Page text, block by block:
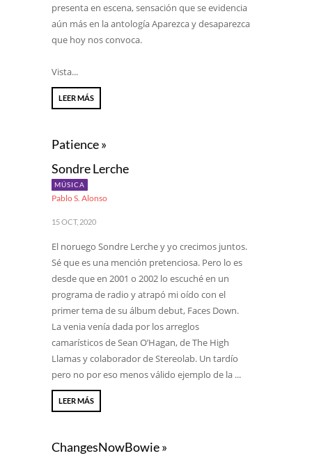
presenta en escena, sensación que se evidencia
aún más en la antología Aparezca y desaparezca
que hoy nos convoca.
Vista...
LEER MÁS
Patience »
Sondre Lerche
MÚSICA
Pablo S. Alonso
15 OCT, 2020
El noruego Sondre Lerche y yo crecimos juntos.
Sé que es una mención pretenciosa. Pero lo es
desde que en 2001 o 2002 lo escuché en un
programa de radio y atrapó mi oído con el
primer tema de su álbum debut, Faces Down.
La venia venía dada por los arreglos
camarísticos de Sean O’Hagan, de The High
Llamas y colaborador de Stereolab. Un tardío
pero no por eso menos válido ejemplo de la ...
LEER MÁS
ChangesNowBowie »